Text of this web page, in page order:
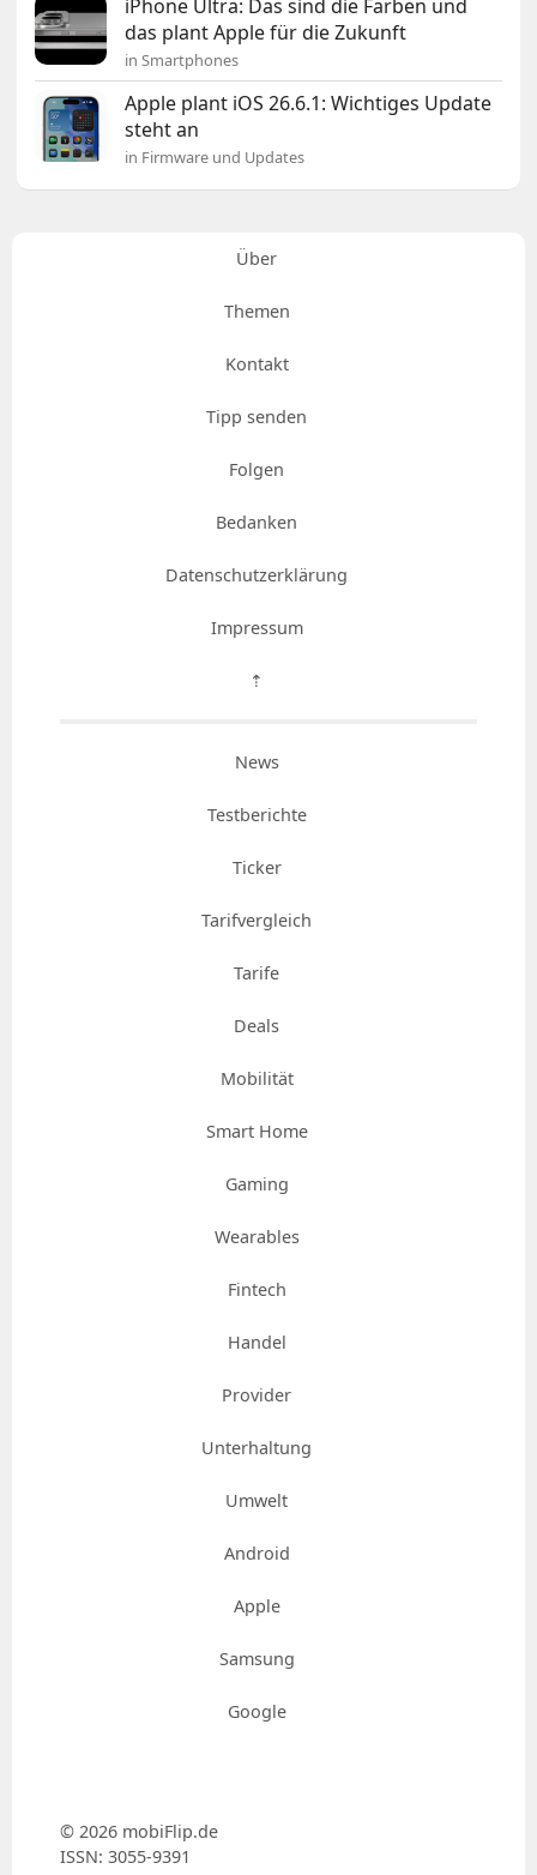
iPhone Ultra: Das sind die Farben und
das plant Apple für die Zukunft
in Smartphones
Apple plant iOS 26.6.1: Wichtiges Update
steht an
in Firmware und Updates
Über
Themen
Kontakt
Tipp senden
Folgen
Bedanken
Datenschutzerklärung
Impressum
⇡
News
Testberichte
Ticker
Tarifvergleich
Tarife
Deals
Mobilität
Smart Home
Gaming
Wearables
Fintech
Handel
Provider
Unterhaltung
Umwelt
Android
Apple
Samsung
Google
© 2026 mobiFlip.de
ISSN: 3055​-​9391